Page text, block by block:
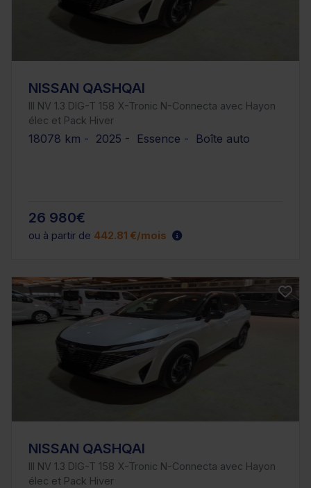
NISSAN QASHQAI
III NV 1.3 DIG-T 158 X-Tronic N-Connecta avec Hayon
élec et Pack Hiver
18078 km - 2025 - Essence - Boîte auto
26 980€
ou à partir de 442.81 €/mois
NISSAN QASHQAI
III NV 1.3 DIG-T 158 X-Tronic N-Connecta avec Hayon
élec et Pack Hiver